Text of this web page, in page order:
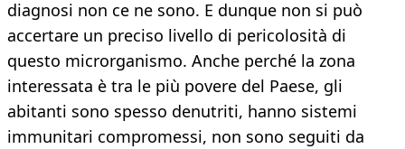
diagnosi non ce ne sono. E dunque non si può
accertare un preciso livello di pericolosità di
questo microrganismo. Anche perché la zona
interessata è tra le più povere del Paese, gli
abitanti sono spesso denutriti, hanno sistemi
immunitari compromessi, non sono seguiti da